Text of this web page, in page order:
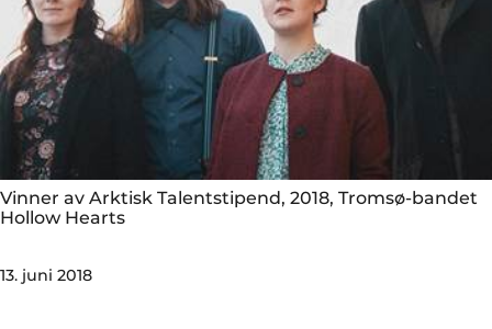
Investor
Karriere
Om oss
Vår virksomhet
Bærekraft
Vinner av Arktisk Talentstipend, 2018, Tromsø-bandet
Hollow Hearts
13. juni 2018